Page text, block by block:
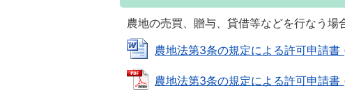
農地の売買、贈与、貸借等などを行なう場
農地法第3条の規定による許可申請
農地法第3条の規定による許可申請